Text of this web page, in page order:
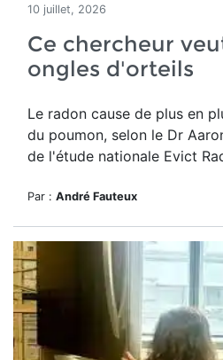
10 juillet, 2026
Ce chercheur
ongles d'orteils
Le radon cause de plus en
du poumon, selon le Dr
de l'étude nationale Evict
Par : André Fauteux